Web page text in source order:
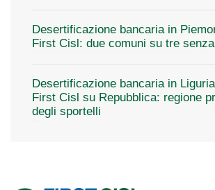
Desertificazione bancaria in
First Cisl: due comuni su tre
Desertificazione bancaria in
First Cisl su Repubblica: regione
degli sportelli